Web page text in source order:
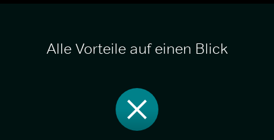
Alle Vorteile auf einen Blick